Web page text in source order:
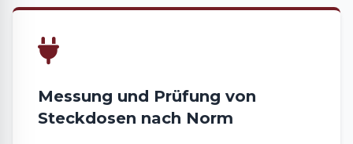
Messung und Prüfung von
Steckdosen nach Norm